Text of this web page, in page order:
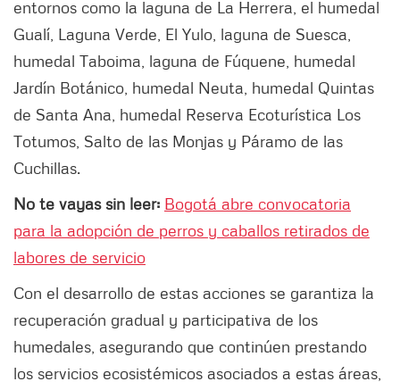
entornos como la laguna de La Herrera, el humedal
Gualí, Laguna Verde, El Yulo, laguna de Suesca,
humedal Taboima, laguna de Fúquene, humedal
Jardín Botánico, humedal Neuta, humedal Quintas
de Santa Ana, humedal Reserva Ecoturística Los
Totumos, Salto de las Monjas y Páramo de las
Cuchillas.
No te vayas sin leer: Bogotá abre convocatoria
para la adopción de perros y caballos retirados de
labores de servicio
Con el desarrollo de estas acciones se garantiza la
recuperación gradual y participativa de los
humedales, asegurando que continúen prestando
los servicios ecosistémicos asociados a estas áreas,